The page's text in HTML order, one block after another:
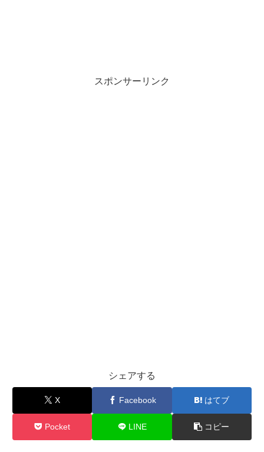
スポンサーリンク
シェアする
X Facebook はてブ
Pocket LINE コピー